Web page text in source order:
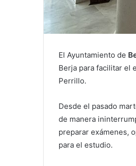
El Ayuntamiento de
Berja para facilitar el
Perrillo.
Desde el pasado
de manera
preparar exámenes,
para el estudio.